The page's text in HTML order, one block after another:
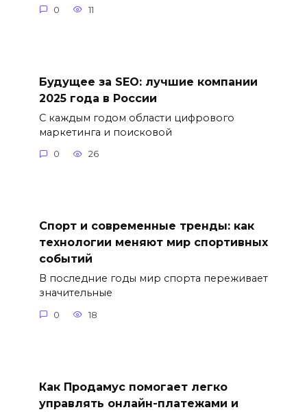
0 11
Будущее за SEO: лучшие компании
2025 года в России
С каждым годом области цифрового
маркетинга и поисковой
0 26
Спорт и современные тренды: как
технологии меняют мир спортивных
событий
В последние годы мир спорта переживает
значительные
0 18
Как Продамус помогает легко
управлять онлайн-платежами и